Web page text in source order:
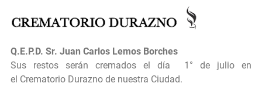
Q.E.P.D. Sr. Juan Carlos Lemos Borches
Sus restos serán cremados el día
1° de julio en
el Crematorio Durazno de nuestra Ciudad.